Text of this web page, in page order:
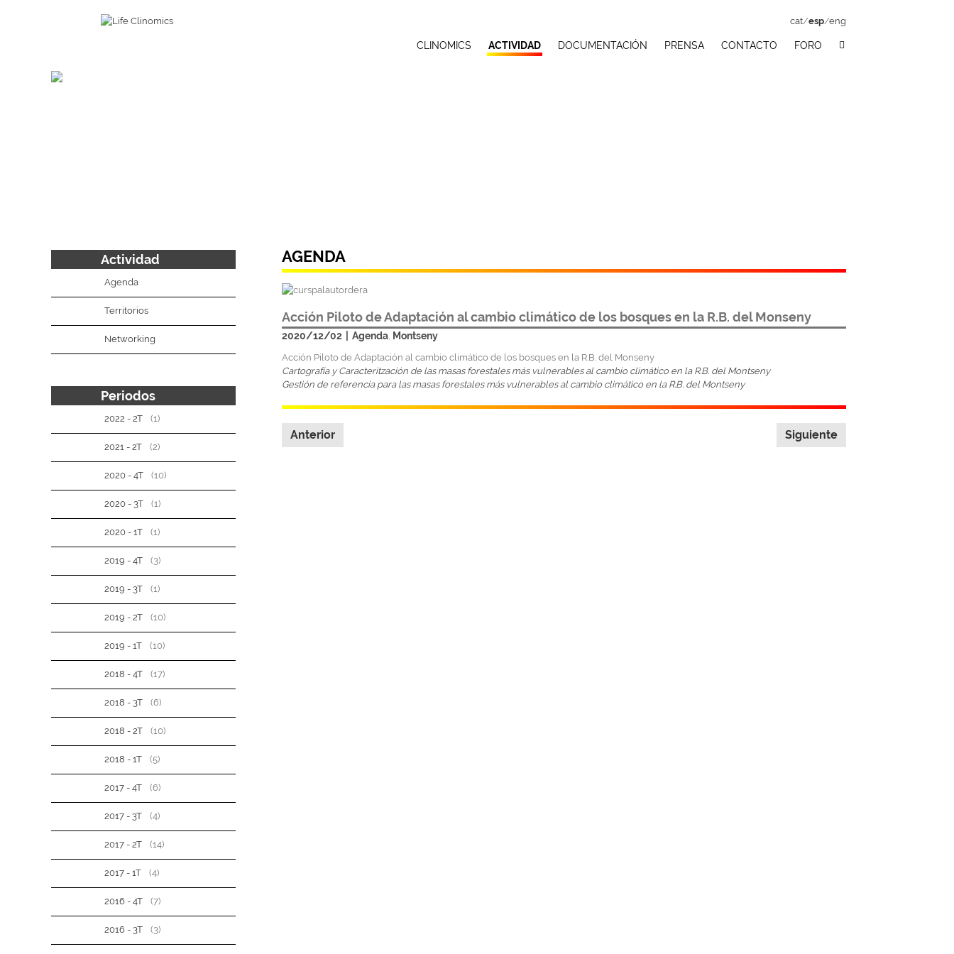
cat/esp/eng
CLINOMICS ACTIVIDAD DOCUMENTACIÓN PRENSA CONTACTO FORO
AGENDA
Acción Piloto de Adaptación al cambio climático de los bosques en la R.B. del Monseny
2020/12/02 Agenda, Montseny
Acción Piloto de Adaptación al cambio climático de los bosques en la R.B. del Monseny
Cartografía y Caracteritzación de las masas forestales más vulnerables al cambio climático en la R.B. del Montseny
Gestión de referencia para las masas forestales más vulnerables al cambio climático en la R.B. del Montseny
Anterior Siguiente
Actividad
Agenda
Territorios
Networking
Periodos
2022 - 2T (1)
2021 - 2T (2)
2020 - 4T (10)
2020 - 3T (1)
2020 - 1T (1)
2019 - 4T (3)
2019 - 3T (1)
2019 - 2T (10)
2019 - 1T (10)
2018 - 4T (17)
2018 - 3T (6)
2018 - 2T (10)
2018 - 1T (5)
2017 - 4T (6)
2017 - 3T (4)
2017 - 2T (14)
2017 - 1T (4)
2016 - 4T (7)
2016 - 3T (3)